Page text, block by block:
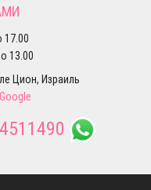
17.00
13.00
Цион, Израиль
Google